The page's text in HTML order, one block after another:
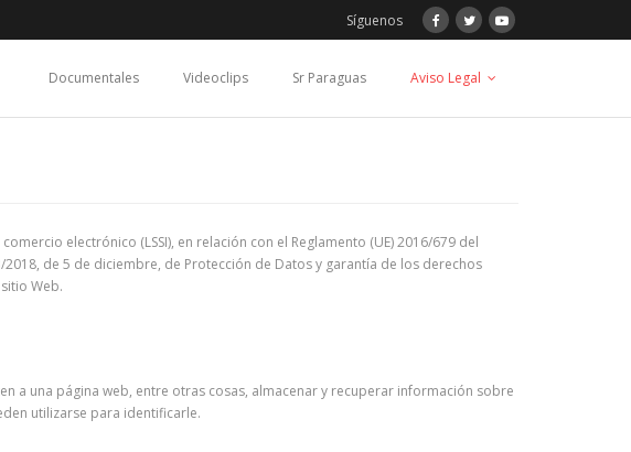
Síguenos
Documentales Videoclips Sr Paraguas Aviso Legal
electrónico (LSSI), en relación con el Reglamento (UE) 2016/679 del
de 5 de diciembre, de Protección de Datos y garantía de los derechos
Web.
a una página web, entre otras cosas, almacenar y recuperar información sobre
utilizarse para identificarle.